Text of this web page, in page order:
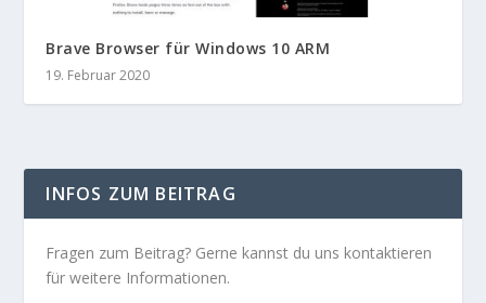
Brave Browser für Windows 10 ARM
19. Februar 2020
INFOS ZUM BEITRAG
Fragen zum Beitrag? Gerne kannst du uns kontaktieren
für weitere Informationen.